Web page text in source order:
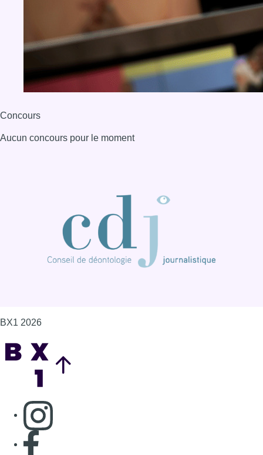
Concours
Aucun concours pour le moment
BX1 2026
Consulter page Instagram
Consulter page Facebook